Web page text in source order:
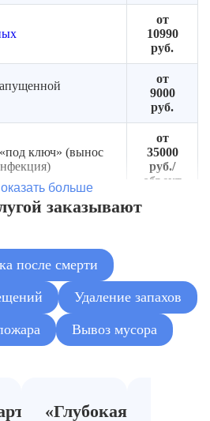
от
10990
руб.
от
9000
руб.
ключ» (вынос
от
35000
руб./
объект
(без
квартиры
5500
руб.
от
3000
покрытий
больше
заказывают
после смерти
Удаление запахов
Вывоз мусора
«Глубокая